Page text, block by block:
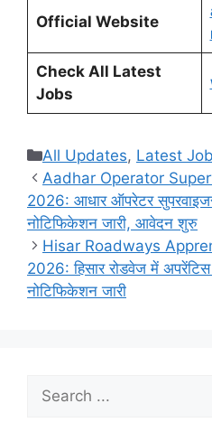
Official Website
Check All Latest
Jobs
Categories
All Updates, Latest Job
Aadhar Operator
2026: आधार ऑपरेटर
नोटिफिकेशन जारी, आवेदन शुरु
Hisar Roadways
2026: हिसार रोडवेज में
नोटिफिकेशन जारी